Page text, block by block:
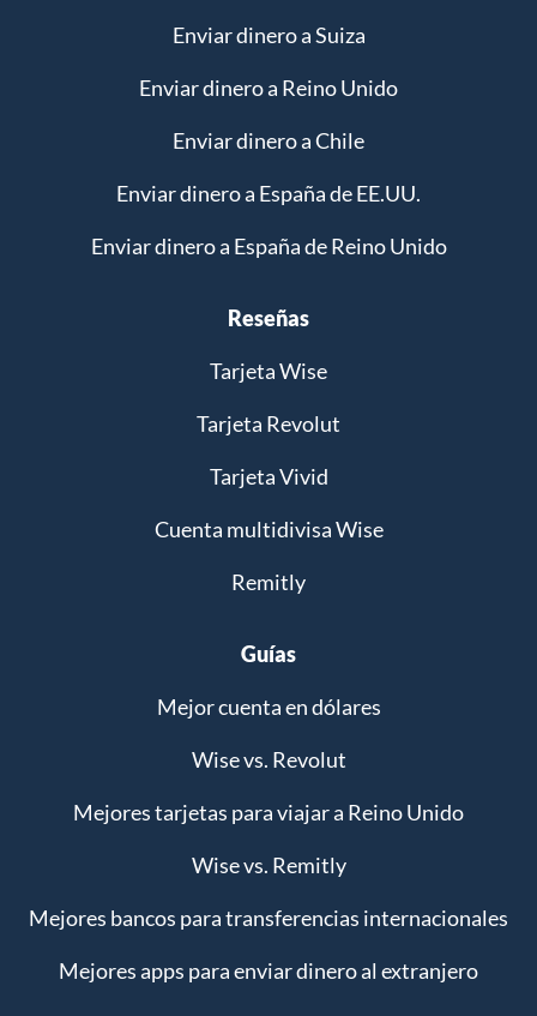
Enviar dinero a Suiza
Enviar dinero a Reino Unido
Enviar dinero a Chile
Enviar dinero a España de EE.UU.
Enviar dinero a España de Reino Unido
Reseñas
Tarjeta Wise
Tarjeta Revolut
Tarjeta Vivid
Cuenta multidivisa Wise
Remitly
Guías
Mejor cuenta en dólares
Wise vs. Revolut
Mejores tarjetas para viajar a Reino Unido
Wise vs. Remitly
Mejores bancos para transferencias internacionales
Mejores apps para enviar dinero al extranjero